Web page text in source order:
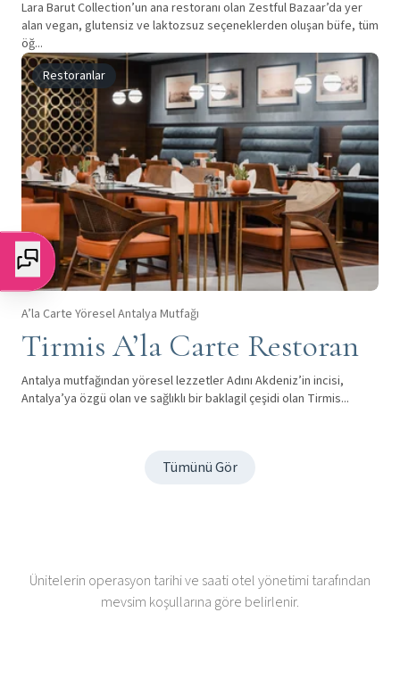
Lara Barut Collection’un ana restoranı olan Zestful Bazaar’da yer
alan vegan, glutensiz ve laktozsuz seçeneklerden oluşan büfe, tüm
öğ...
Restoranlar
A’la Carte Yöresel Antalya Mutfağı
Tirmis A’la Carte Restoran
Antalya mutfağından yöresel lezzetler Adını Akdeniz’in incisi,
Antalya’ya özgü olan ve sağlıklı bir baklagil çeşidi olan Tirmis...
Tümünü Gör
Ünitelerin operasyon tarihi ve saati otel yönetimi tarafından
mevsim koşullarına göre belirlenir.